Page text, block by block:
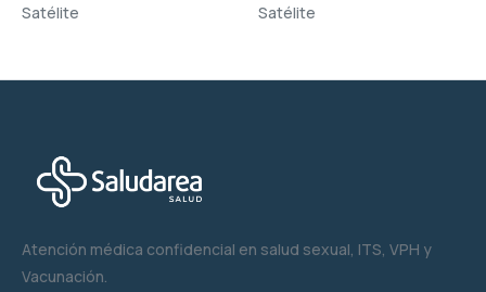
Satélite
Satélite
Atención médica confidencial en salud sexual, ITS, VPH y
Vacunación.